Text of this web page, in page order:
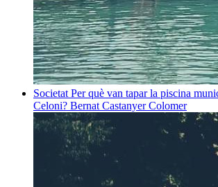
Societat Per què van tapar la piscina
Celoni? Bernat Castanyer Colomer